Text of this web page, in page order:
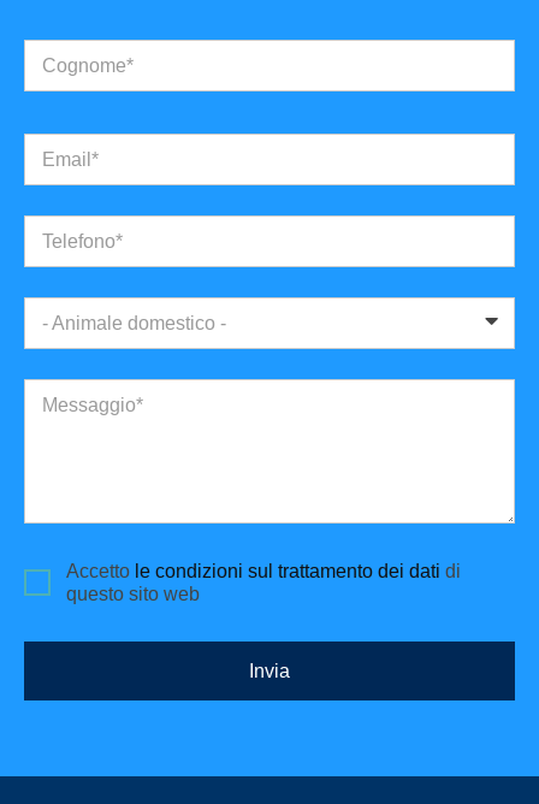
Cognome*
Email*
Telefono*
- Animale domestico -
Messaggio*
Accetto le condizioni sul trattamento dei dati di
questo sito web
Invia